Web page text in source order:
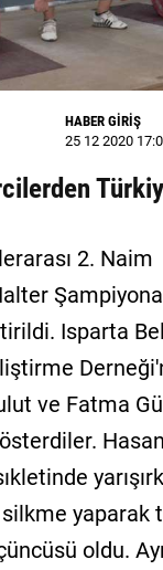
HABER GİRİŞ
25 12 2020
2. Naim
Isparta
ve Fatma
yaparak
oldu.